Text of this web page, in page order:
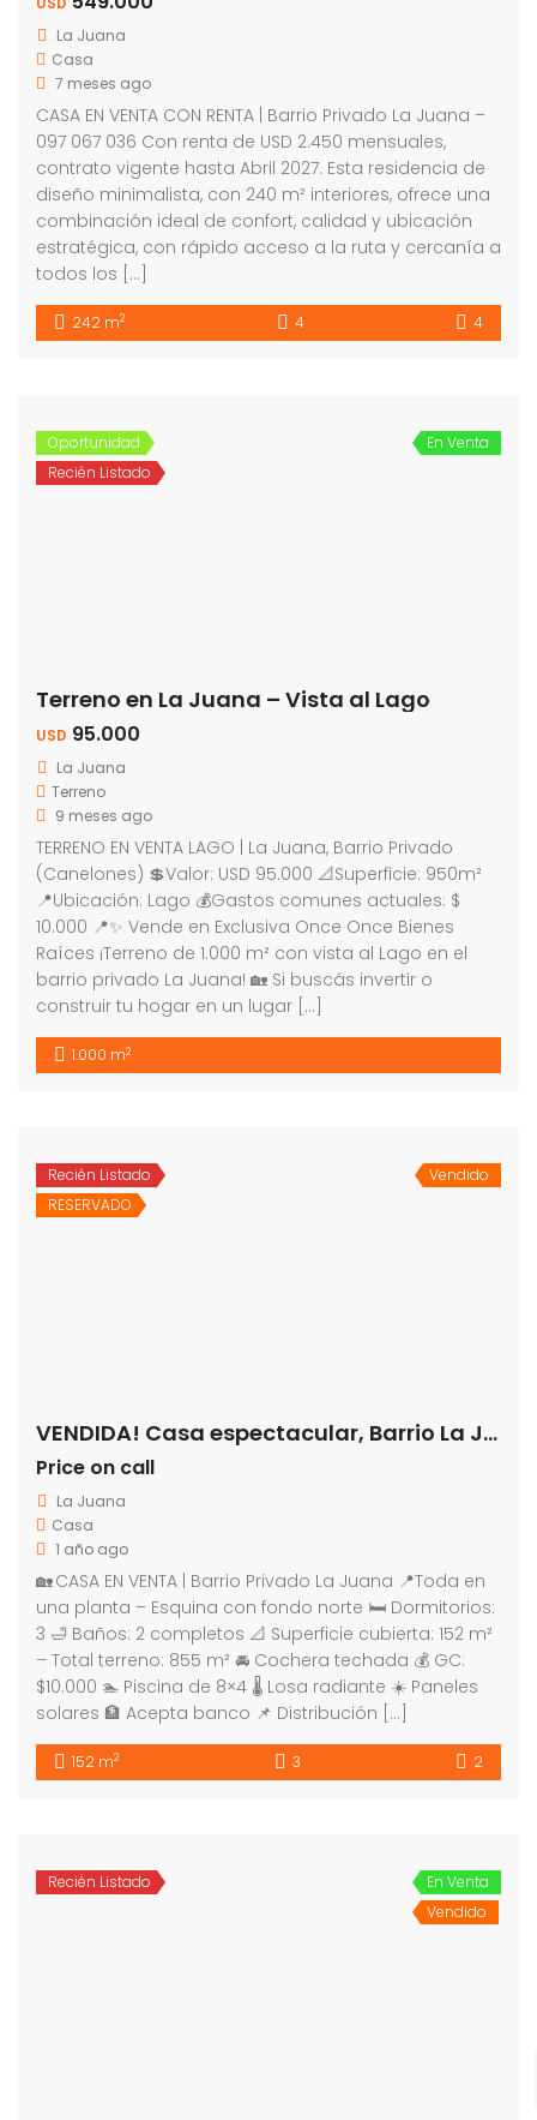
La Juana
Casa
7 meses ago
CASA EN VENTA CON RENTA | Barrio Privado La Juana –
097 067 036 Con renta de USD 2.450 mensuales,
contrato vigente hasta Abril 2027. Esta residencia de
diseño minimalista, con 240 m² interiores, ofrece una
combinación ideal de confort, calidad y ubicación
estratégica, con rápido acceso a la ruta y cercanía a
todos los […]
242 m2 4 4
Oportunidad
Recién Listado
En Venta
Terreno en La Juana – Vista al Lago
USD 95.000
La Juana
Terreno
9 meses ago
TERRENO EN VENTA LAGO | La Juana, Barrio Privado
(Canelones) 💲Valor: USD 95.000 📐Superficie: 950m²
📍Ubicación: Lago 💰Gastos comunes actuales: $
10.000 📍✨ Vende en Exclusiva Once Once Bienes
Raíces ¡Terreno de 1.000 m² con vista al Lago en el
barrio privado La Juana! 🏡 Si buscás invertir o
construir tu hogar en un lugar […]
1.000 m2
Recién Listado
RESERVADO
Vendido
VENDIDA! Casa espectacular, Barrio La Juana
Price on call
La Juana
Casa
1 año ago
🏡 CASA EN VENTA | Barrio Privado La Juana 📍Toda en
una planta – Esquina con fondo norte 🛏 Dormitorios:
3 🛁 Baños: 2 completos 📐 Superficie cubierta: 152 m²
– Total terreno: 855 m² 🚘 Cochera techada 💰 GC:
$10.000 🏊 Piscina de 8×4 🌡️ Losa radiante ☀️ Paneles
solares 🏦 Acepta banco 📌 Distribución […]
152 m2 3 2
Recién Listado
En Venta
Vendido